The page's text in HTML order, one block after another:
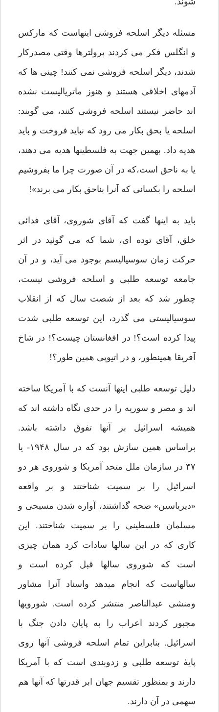
مسئله دیگر اسلحه فروشی اینهاست که مارکس
و انگلس فکر می کردند پرولترها وقتی مصدرکار
شدند، دیگر اسلحه فروشی نمی کنند! چینی ها که
آدمهای اخلاقی هستند و هنوز ماتریالیست نشده
اند حاضر نیستند اسلحه فروشی کنند، می گویند:
اسلحه یا بحق بکار می رود که نباید فروخت و باید
هدیه داد. بهمین جهت به فلسطینها هدیه می دهند،
یا به ناحق است،که در آن صورت چرا ما بفروشیم
اسلحه را بکسانی که آنرا بناحق بکار می برند»!
باید به اینها گفت که آقای شوروی، آقای فدائی
خلق، آقای توده ای، شما که می گوئید در اثر
حرکت زمان سوسیالیسم بوجود می آید، و در آن
جامعه توسعه طلبی و اسلحه فروشی نیست،
چطور شد که بعد از شصت سال که از انقلاب
سوسیالیستی می گذرد، این توسعه طلبی شدت
پیدا کرده است؟! در افغانستان چیست؟! در شاخ
آفریقا همینطور، و در اتیوپی همین طور؟!
دلیل توسعه طلبی اینها آنست که با آمریکا ساخته
اند و مصر و سوریه را در حدی نگاه داشته اند که
همیشه اسرائیل بر آنها تفوق داشته باشد.
براساس همین سازش بود که در سال ۱۹۴۸- یا
۴۷ در سازمان ملل متحد آمریکا و شوروی هر دو
اسرائیل را بر سمیت شناختند و بر واقعه
«دیریاسین» صحه گذاشتند، آواره شدن مسیحی و
مسلمان فلسطینی را بر سمیت شناختند. این
کاری که در این سالها سادات کرد همان چیزی
است که شوروی سالها قبل کرده است و
سالهاست که انجام میدهد واسناد آنرا مشاور
ومنشی عبدالناصر منتشر کرده است. شورویها
مجبور کردند اعراب را به پایان دادن جنگ با
اسرائیل. بنابراین تمام اسلحه فروشی آنها روی
پایۀ توسعه طلبی و زدوبندی است که با آمریکا
دارند و بمنظور تقسیم جهان ابر قدرتها که آنها هم
سهمی در آن دارند.